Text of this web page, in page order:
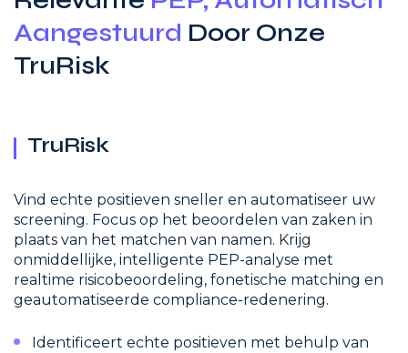
Aangestuurd Door Onze
TruRisk
TruRisk
Vind echte positieven sneller en automatiseer uw
screening. Focus op het beoordelen van zaken in
plaats van het matchen van namen. Krijg
onmiddellijke, intelligente PEP-analyse met
realtime risicobeoordeling, fonetische matching en
geautomatiseerde compliance-redenering.
Identificeert echte positieven met behulp van